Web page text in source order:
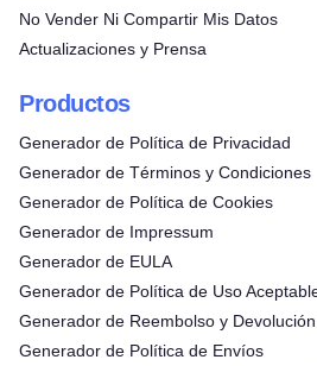
No Vender Ni Compartir Mis Datos
Actualizaciones y Prensa
Productos
Generador de Política de Privacidad
Generador de Términos y Condiciones
Generador de Política de Cookies
Generador de Impressum
Generador de EULA
Generador de Política de Uso
Generador de Reembolso y Devolución
Generador de Política de Envíos